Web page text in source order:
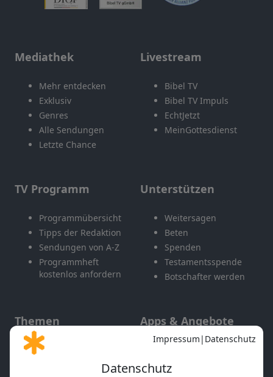
Mediathek
Mehr entdecken
Exklusiv
Genres
Alle Sendungen
Letzte Chance
Livestream
Bibel TV
Bibel TV Impuls
EchtJetzt
MeinGottesdienst
TV Programm
Programmübersicht
Tipps der Redaktion
Sendungen von A-Z
Programmheft
kostenlos anfordern
Unterstützen
Weitersagen
Beten
Spenden
Testamentsspende
Botschafter werden
Themen
Gott und Bibel erklärt
Apps & Angebote
Mobile App